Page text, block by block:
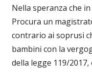
Nella speranza che
Procura un
contrario ai soprusi
bambini con la
della legge 119/